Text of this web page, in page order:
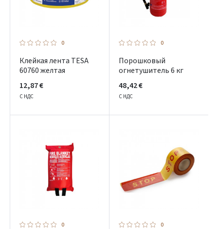
0
Клейкая лента TESA
60760 желтая
12,87 €
С НДС
0
Порошковый
огнетушитель 6 кг
48,42 €
С НДС
0 0